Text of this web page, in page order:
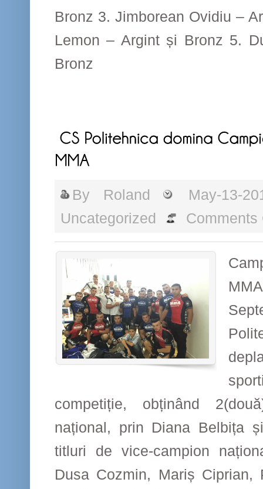
Bronz 3. Jimborean Ovidiu –
Lemon – Argint și Bronz 5.
Bronz
By Roland
May-13-
Uncategorized
Comments
competiție, obținând
național, prin Diana Belbița
titluri de vice-campion
Dusa Cozmin, Mariș